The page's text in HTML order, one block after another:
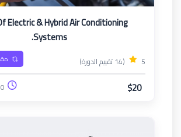
Electric & Hybrid Air Conditioning
Systems.
5 (14 تقييم الدورة)
$20